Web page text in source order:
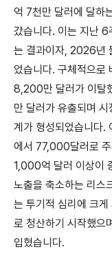
억 7천만 달러에 달하
갔습니다. 이는 지난 6
는 결과이자, 2026년
었습니다. 구체적으
8,200만 달러가 이탈
만 달러가 유출되며
계가 형성되었습니다.
에서 77,000달러로 주
1,000억 달러 이상이
노출을 축소하는 리
는 투기적 심리에 크
로 청산하기 시작했으
입혔습니다.